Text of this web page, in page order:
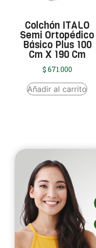
Colchón ITALO
Semi Ortopédico
Básico Plus 100
Cm X 190 Cm
$ 671.000
Añadir al carrito